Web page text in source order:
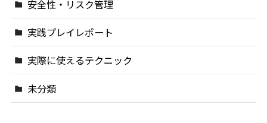
安全性・リスク管理
実践プレイレポート
実際に使えるテクニック
未分類